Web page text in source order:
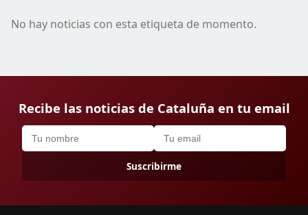
No hay noticias con esta etiqueta de momento.
Recibe las noticias de Cataluña en tu email
Suscribirme